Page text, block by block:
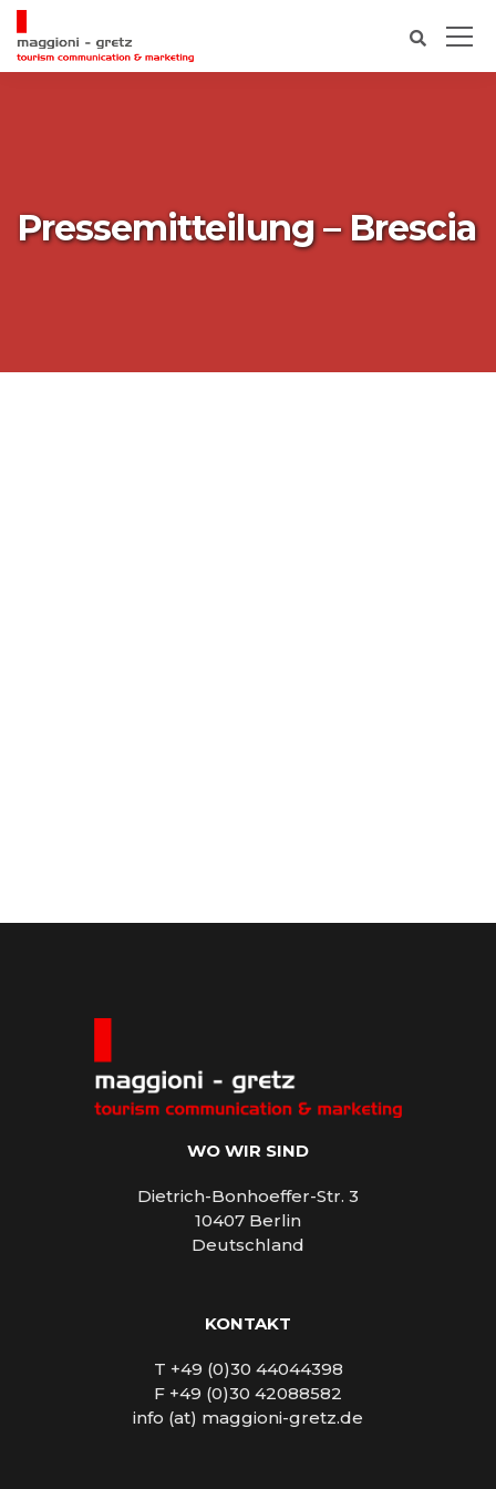
Pressemitteilung – Brescia
WO WIR SIND
Dietrich-Bonhoeffer-Str. 3
10407 Berlin
Deutschland
KONTAKT
T +49 (0)30 44044398
F +49 (0)30 42088582
info (at) maggioni-gretz.de